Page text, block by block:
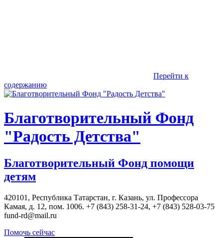
Перейти к
содержанию
Благотворительный Фонд
"Радость Детства"
Благотворительный Фонд помощи
детям
420101, Республика Татарстан, г. Казань, ул. Профессора
Камая, д. 12, пом. 1006. +7 (843) 258-31-24, +7 (843) 528-03-75
fund-rd@mail.ru
Помочь сейчас